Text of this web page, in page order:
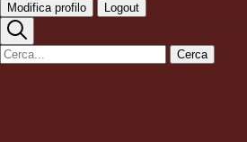
Modifica profilo Logout
Cerca